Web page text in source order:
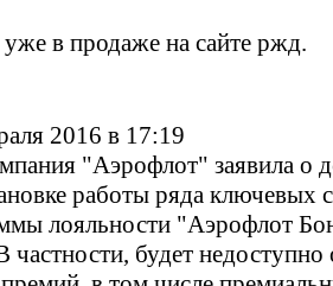
в продаже на сайте ржд.
2016 в 17:19
"Аэрофлот" заявила о
работы ряда ключевых
лояльности "Аэрофлот
частности, будет